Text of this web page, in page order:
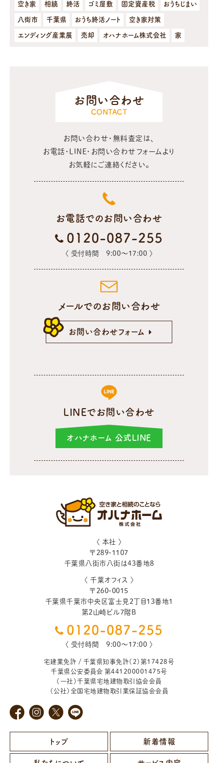
空き家 相続 終活 ゴミ屋敷 固定資産税 おうちじまい
八街市 千葉県 おうち終活ノート 空き家対策
エンディング産業展 売却 オハナホーム株式会社 家
お問い合わせ
CONTACT
お問い合わせ・無料査定は、
お電話・LINE・お問い合わせフォームより
お気軽にご連絡ください。
お電話でのお問い合わせ
0120-087-255
〈 受付時間 9:00〜17:00 〉
メールでのお問い合わせ
お問い合わせフォーム
LINEでお問い合わせ
オハナホーム 公式LINE
〈 本社 〉
〒 289-1107
千葉県八街市八街は43番地8
〈 千葉オフィス 〉
〒 260-0015
千葉県千葉市中央区富士見2丁目13番地1
第2山崎ビル7階B
0120-087-255
〈 受付時間 9:00〜17:00 〉
宅建業免許 / 千葉県知事免許（2）第17428号
千葉県公安委員会 第441200001475号
（一社）千葉県宅地建物取引協会会員
（公社）全国宅地建物取引業保証協会会員
トップ 新着情報